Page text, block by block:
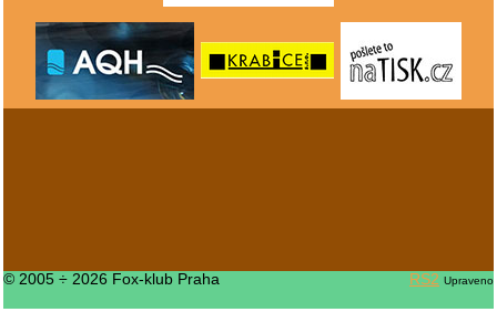
© 2005 ÷ 2026 Fox-klub Praha RS2 Upraveno